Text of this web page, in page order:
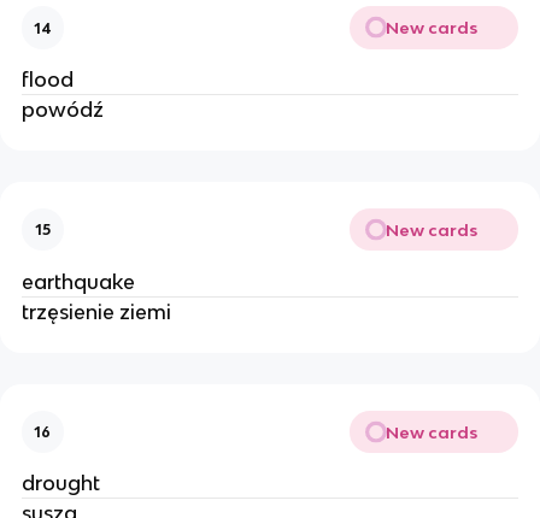
14 New cards
flood
powódź
15 New cards
earthquake
trzęsienie ziemi
16 New cards
drought